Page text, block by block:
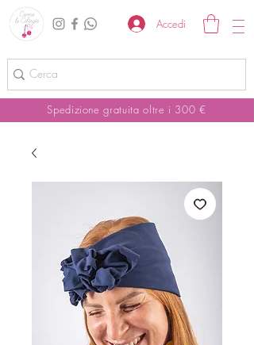
Accedi
Spedizione gratuita oltre i 300 €